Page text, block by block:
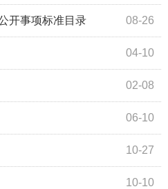
08-26
开事项标准目录
04-10
02-08
06-10
10-27
10-10